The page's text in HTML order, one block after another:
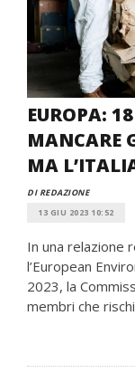
EUROPA:
MANCARE
MA
DI REDAZIONE
13 GIU 2023 10:52
In una relazione
l’European
2023, la
membri che